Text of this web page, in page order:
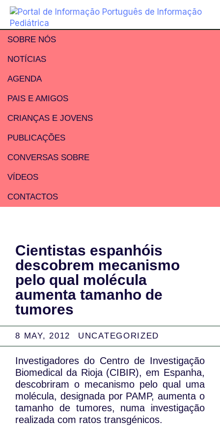
SOBRE NÓS
NOTÍCIAS
AGENDA
PAIS E AMIGOS
CRIANÇAS E JOVENS
PUBLICAÇÕES
CONVERSAS SOBRE
VÍDEOS
CONTACTOS
Cientistas espanhóis
descobrem mecanismo
pelo qual molécula
aumenta tamanho de
tumores
8 MAY, 2012 UNCATEGORIZED
Investigadores do Centro de Investigação
Biomedical da Rioja (CIBIR), em Espanha,
descobriram o mecanismo pelo qual uma
molécula, designada por PAMP, aumenta o
tamanho de tumores, numa investigação
realizada com ratos transgénicos.